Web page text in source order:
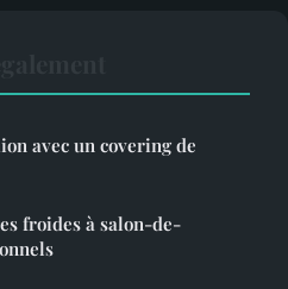
avec un covering de
froides à salon-de-